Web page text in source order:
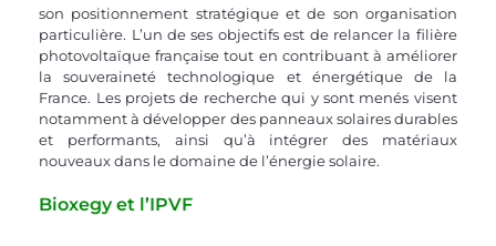
son positionnement stratégique et de son organisation
particulière. L’un de ses objectifs est de relancer la filière
photovoltaïque française tout en contribuant à améliorer
la souveraineté technologique et énergétique de la
France. Les projets de recherche qui y sont menés visent
notamment à développer des panneaux solaires durables
et performants, ainsi qu’à intégrer des matériaux
nouveaux dans le domaine de l’énergie solaire.
Bioxegy et l’IPVF